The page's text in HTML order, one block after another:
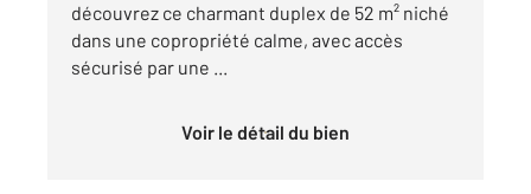
découvrez ce charmant duplex de 52 m² niché
dans une copropriété calme, avec accès
sécurisé par une ...
Voir le détail du bien